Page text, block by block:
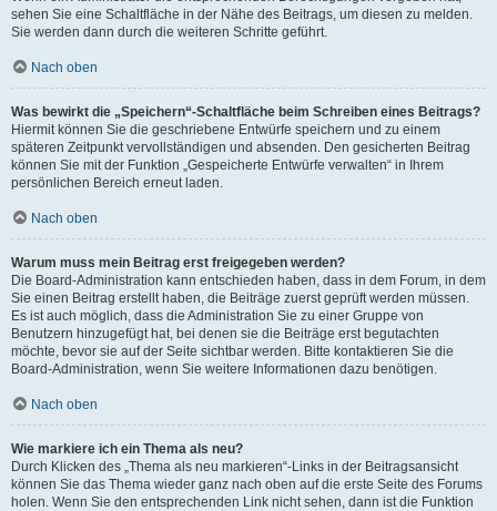
sehen Sie eine Schaltfläche in der Nähe des Beitrags, um diesen zu melden.
Sie werden dann durch die weiteren Schritte geführt.
Nach oben
Was bewirkt die „Speichern“-Schaltfläche beim Schreiben eines Beitrags?
Hiermit können Sie die geschriebene Entwürfe speichern und zu einem
späteren Zeitpunkt vervollständigen und absenden. Den gesicherten Beitrag
können Sie mit der Funktion „Gespeicherte Entwürfe verwalten“ in Ihrem
persönlichen Bereich erneut laden.
Nach oben
Warum muss mein Beitrag erst freigegeben werden?
Die Board-Administration kann entschieden haben, dass in dem Forum, in dem
Sie einen Beitrag erstellt haben, die Beiträge zuerst geprüft werden müssen.
Es ist auch möglich, dass die Administration Sie zu einer Gruppe von
Benutzern hinzugefügt hat, bei denen sie die Beiträge erst begutachten
möchte, bevor sie auf der Seite sichtbar werden. Bitte kontaktieren Sie die
Board-Administration, wenn Sie weitere Informationen dazu benötigen.
Nach oben
Wie markiere ich ein Thema als neu?
Durch Klicken des „Thema als neu markieren“-Links in der Beitragsansicht
können Sie das Thema wieder ganz nach oben auf die erste Seite des Forums
holen. Wenn Sie den entsprechenden Link nicht sehen, dann ist die Funktion